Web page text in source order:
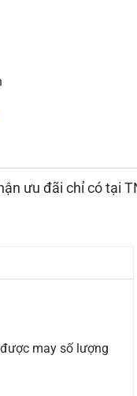
ưu đãi chỉ có tại
may số lượng